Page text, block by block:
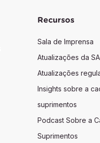
Recursos
Sala de Imprensa
Atualizações da
Atualizações
Insights sobre a
suprimentos
Podcast Sobre a
Suprimentos